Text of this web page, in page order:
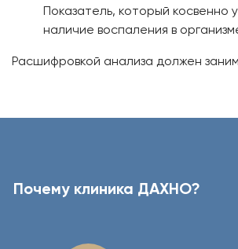
Показатель, который косвенно
наличие воспаления в
Расшифровкой анализа должен
Почему клиника ДАХНО?